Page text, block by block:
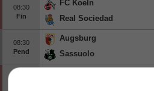
08:30
Fin
FC Koeln
Real Sociedad
08:30
Pend
Augsburg
Sassuolo
Beisbol
Hockey
Fútbol Americano